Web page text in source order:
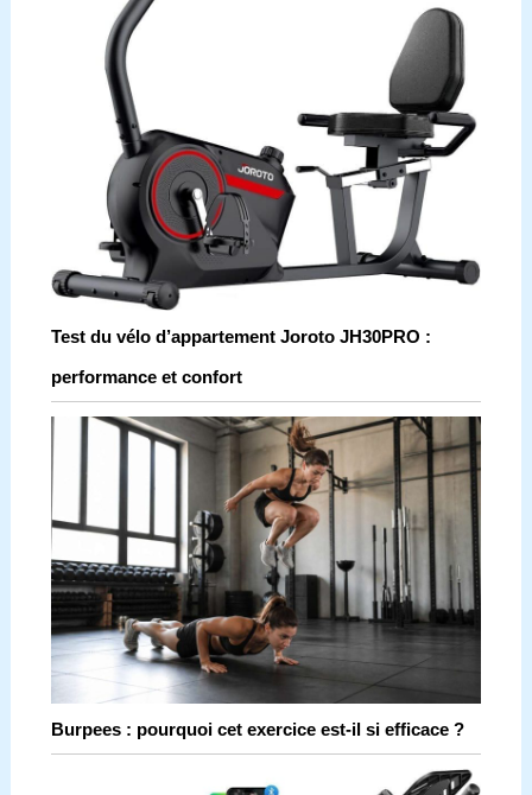
Test du vélo d’appartement Joroto JH30PRO :
performance et confort
Burpees : pourquoi cet exercice est-il si efficace ?